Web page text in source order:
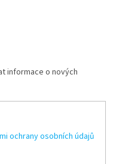
informace o nových
ochrany osobních údajů